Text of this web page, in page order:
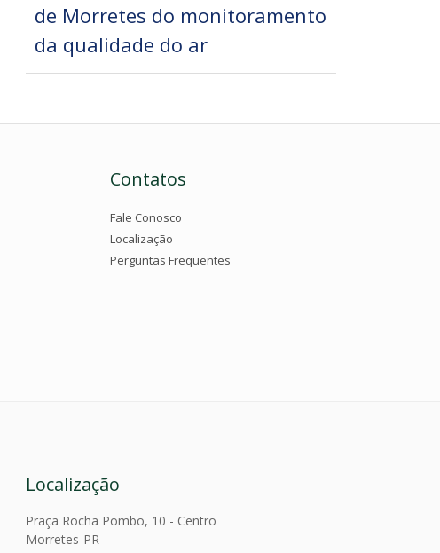
de Morretes do monitoramento
da qualidade do ar
Contatos
Fale Conosco
Localização
Perguntas Frequentes
Localização
Praça Rocha Pombo, 10 - Centro
Morretes-PR